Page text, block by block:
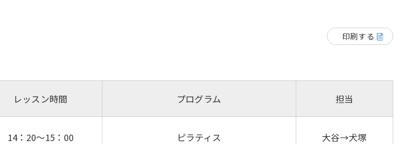
印刷する
レッスン時間 プログラム 担当
14：20～15：00 ピラティス 大谷→犬塚